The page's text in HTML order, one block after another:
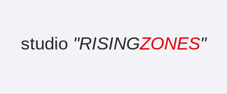
studio "RISINGZONES"